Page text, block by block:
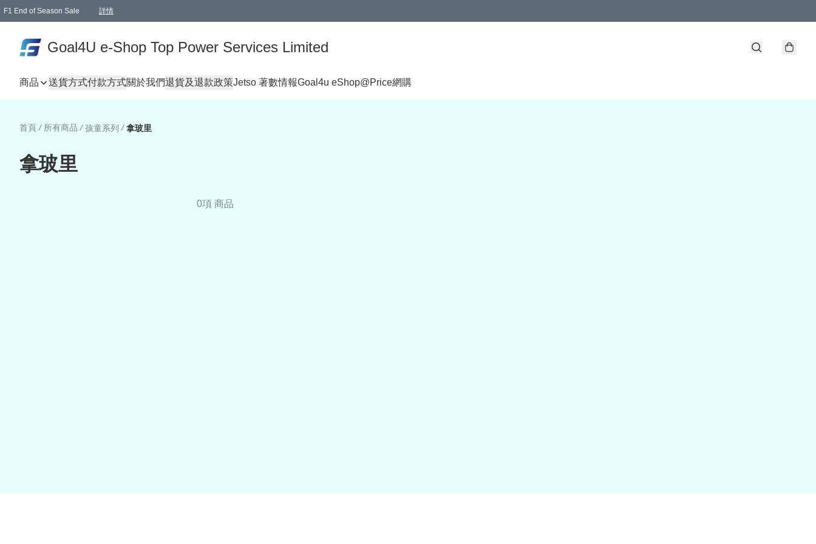
F1 End of Season Sale 詳情
Goal4U e-Shop Top Power Services Limited
商品 送貨方式付款方式關於我們退貨及退款政策Jetso 著數情報Goal4u eShop@Price網購
首頁 / 所有商品 / 孩童系列 / 拿玻里
拿玻里
0項 商品